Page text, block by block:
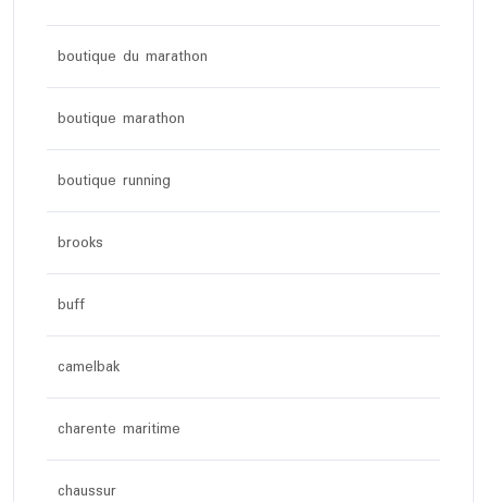
boutique du marathon
boutique marathon
boutique running
brooks
buff
camelbak
charente maritime
chaussur